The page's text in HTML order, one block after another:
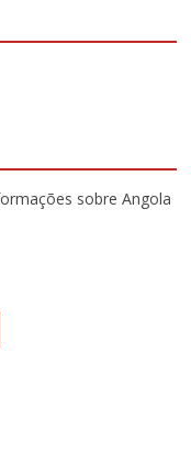
sobre Angola